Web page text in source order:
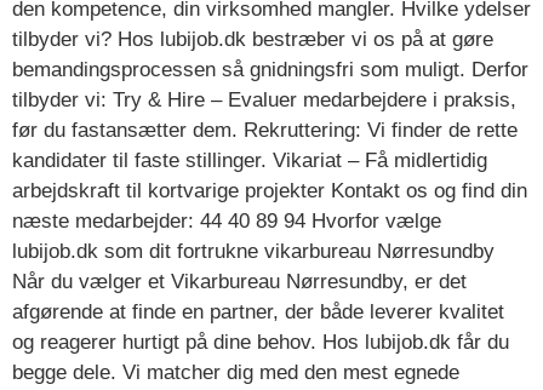
den kompetence, din virksomhed mangler. Hvilke ydelser
tilbyder vi? Hos lubijob.dk bestræber vi os på at gøre
bemandingsprocessen så gnidningsfri som muligt. Derfor
tilbyder vi: Try & Hire – Evaluer medarbejdere i praksis,
før du fastansætter dem. Rekruttering: Vi finder de rette
kandidater til faste stillinger. Vikariat – Få midlertidig
arbejdskraft til kortvarige projekter Kontakt os og find din
næste medarbejder: 44 40 89 94 Hvorfor vælge
lubijob.dk som dit fortrukne vikarbureau Nørresundby
Når du vælger et Vikarbureau Nørresundby, er det
afgørende at finde en partner, der både leverer kvalitet
og reagerer hurtigt på dine behov. Hos lubijob.dk får du
begge dele. Vi matcher dig med den mest egnede